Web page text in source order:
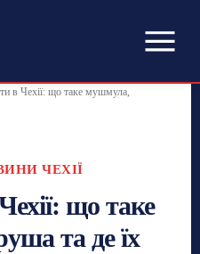
в Чехії: що таке мушмула,
ЧЕХІЇ
що таке
та де їх